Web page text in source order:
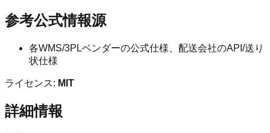
参考公式情報源
各WMS/3PLベンダーの公式仕様、配送会社のAPI/送り
状仕様
ライセンス: MIT
詳細情報